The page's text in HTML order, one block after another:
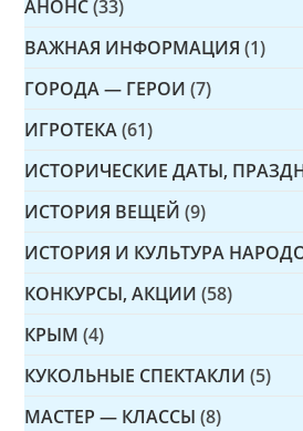
АНОНС (33)
ВАЖНАЯ ИНФОРМАЦИЯ (1)
ГОРОДА — ГЕРОИ (7)
ИГРОТЕКА (61)
ИСТОРИЧЕСКИЕ ДАТЫ,
ИСТОРИЯ ВЕЩЕЙ (9)
ИСТОРИЯ И КУЛЬТУРА
КОНКУРСЫ, АКЦИИ (58)
КРЫМ (4)
КУКОЛЬНЫЕ СПЕКТАКЛИ (5)
МАСТЕР — КЛАССЫ (8)